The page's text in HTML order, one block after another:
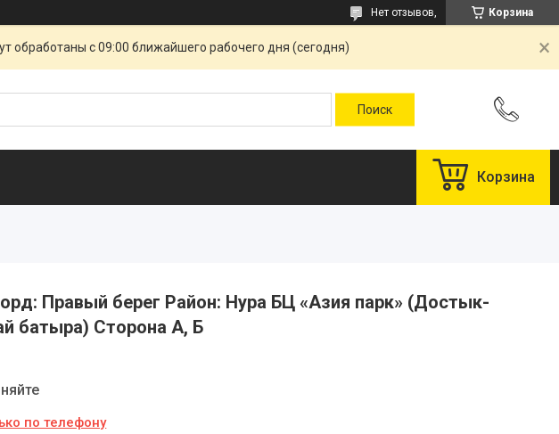
Корзина
Нет отзывов,
обработаны с 09:00 ближайшего рабочего дня (сегодня)
Корзина
Правый берег Район: Нура БЦ «Азия парк» (Достык-
батыра) Сторона А, Б
по телефону